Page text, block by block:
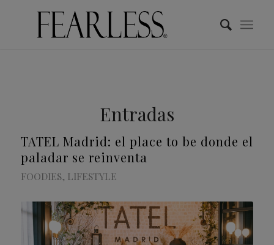
Entradas
TATEL Madrid: el place to be donde el
paladar se reinventa
FOODIES, LIFESTYLE